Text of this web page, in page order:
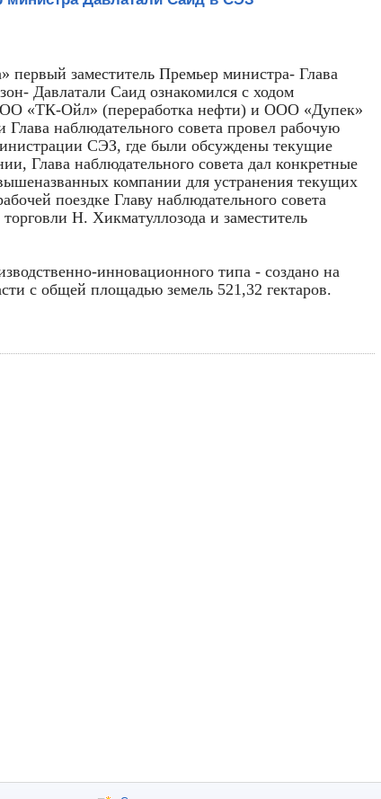
первый заместитель Премьер министра- Глава
Давлатали Саид ознакомился с ходом
«ТК-Ойл» (переработка нефти) и ООО «Дупек»
наблюдательного совета провел рабочую
СЭЗ, где были обсуждены текущие
Глава наблюдательного совета дал конкретные
компании для устранения текущих
поездке Главу наблюдательного совета
Н. Хикматуллозода и заместитель
инновационного типа - создано на
с общей площадью земель 521,32 гектаров.